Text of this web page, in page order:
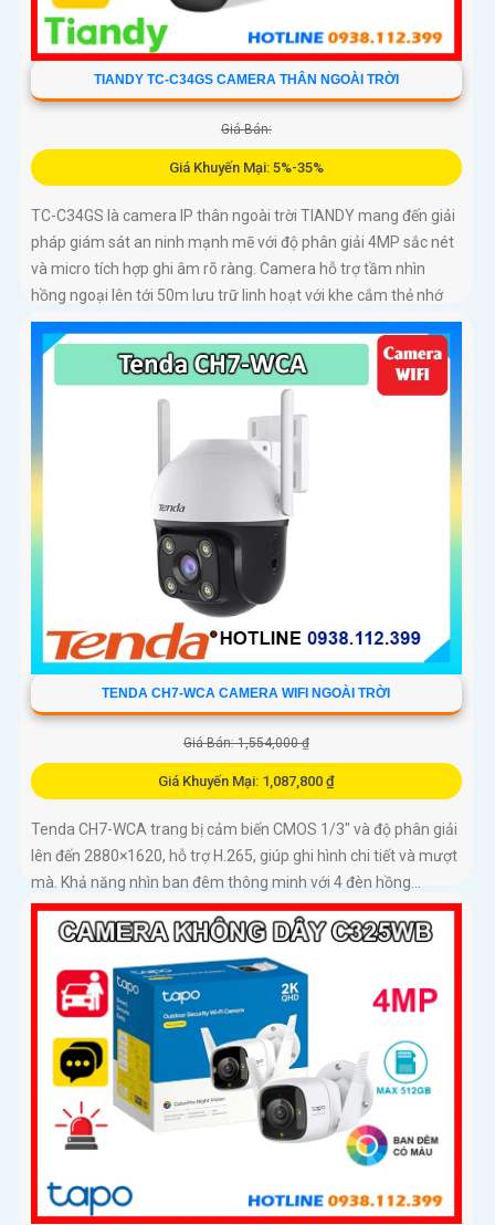
TIANDY TC-C34GS CAMERA THÂN NGOÀI TRỜI
Giá Bán:
Giá Khuyến Mại: 5%-35%
TC-C34GS là camera IP thân ngoài trời TIANDY mang đến giải
pháp giám sát an ninh mạnh mẽ với độ phân giải 4MP sắc nét
và micro tích hợp ghi âm rõ ràng. Camera hỗ trợ tầm nhìn
hồng ngoại lên tới 50m lưu trữ linh hoạt với khe cắm thẻ nhớ
lên đến 512GB và dễ dàng lắp đặt nhờ công nghệ POE
TENDA CH7-WCA CAMERA WIFI NGOÀI TRỜI
Giá Bán: 1,554,000 ₫
Giá Khuyến Mại: 1,087,800 ₫
Tenda CH7-WCA trang bị cảm biến CMOS 1/3" và độ phân giải
lên đến 2880×1620, hỗ trợ H.265, giúp ghi hình chi tiết và mượt
mà. Khả năng nhìn ban đêm thông minh với 4 đèn hồng...